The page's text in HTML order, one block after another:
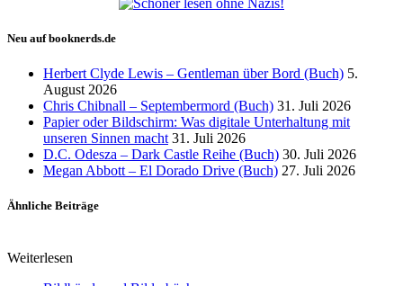
Neu auf booknerds.de
Herbert Clyde Lewis – Gentleman über Bord (Buch) 5.
August 2026
Chris Chibnall – Septembermord (Buch) 31. Juli 2026
Papier oder Bildschirm: Was digitale Unterhaltung mit
unseren Sinnen macht 31. Juli 2026
D.C. Odesza – Dark Castle Reihe (Buch) 30. Juli 2026
Megan Abbott – El Dorado Drive (Buch) 27. Juli 2026
Ähnliche Beiträge
Weiterlesen